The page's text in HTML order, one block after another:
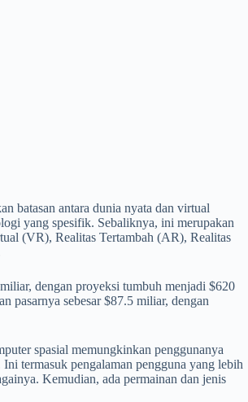
batasan antara dunia nyata dan virtual
yang spesifik. Sebaliknya, ini merupakan
(VR), Realitas Tertambah (AR), Realitas
dengan proyeksi tumbuh menjadi $620
pasarnya sebesar $87.5 miliar, dengan
spasial memungkinkan penggunanya
termasuk pengalaman pengguna yang lebih
Kemudian, ada permainan dan jenis